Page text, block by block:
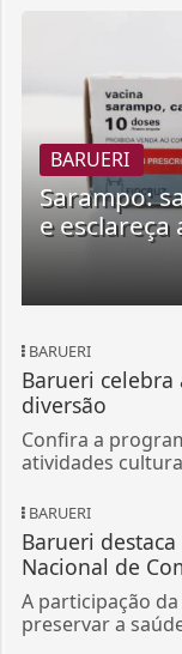
BARUERI
Sarampo:
e esclareça
BARUERI
Barueri celebra
diversão
Confira a
atividades
BARUERI
Barueri
Nacional de
A participação
preservar a